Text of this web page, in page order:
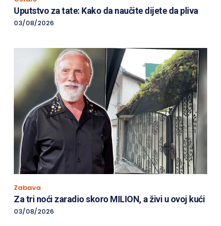
Uputstvo za tate: Kako da naučite dijete da pliva
03/08/2026
Zabava
Za tri noći zaradio skoro MILION, a živi u ovoj kući
03/08/2026